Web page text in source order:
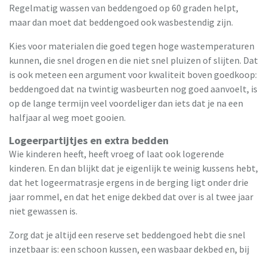
Regelmatig wassen van beddengoed op 60 graden helpt,
maar dan moet dat beddengoed ook wasbestendig zijn.
Kies voor materialen die goed tegen hoge wastemperaturen
kunnen, die snel drogen en die niet snel pluizen of slijten. Dat
is ook meteen een argument voor kwaliteit boven goedkoop:
beddengoed dat na twintig wasbeurten nog goed aanvoelt, is
op de lange termijn veel voordeliger dan iets dat je na een
halfjaar al weg moet gooien.
Logeerpartijtjes en extra bedden
Wie kinderen heeft, heeft vroeg of laat ook logerende
kinderen. En dan blijkt dat je eigenlijk te weinig kussens hebt,
dat het logeermatrasje ergens in de berging ligt onder drie
jaar rommel, en dat het enige dekbed dat over is al twee jaar
niet gewassen is.
Zorg dat je altijd een reserve set beddengoed hebt die snel
inzetbaar is: een schoon kussen, een wasbaar dekbed en, bij